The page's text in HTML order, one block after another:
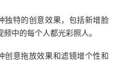
独特的创意效果，包括新增脸
中的每个人都光彩照人。
创意拖放效果和滤镜增个性和